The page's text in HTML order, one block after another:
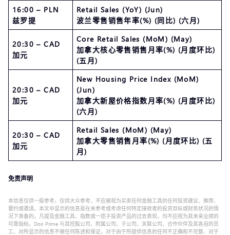
16:00 – PLN
兹罗提
Retail Sales (YoY) (Jun)
波兰零售销售年率(%) (同比) (六月)
20:30 – CAD
加元
Core Retail Sales (MoM) (May)
加拿大核心零售销售月率(%) (月度环比)
(五月)
20:30 – CAD
加元
New Housing Price Index (MoM)
(Jun)
加拿大新屋价格指数月率(%) (月度环比)
(六月)
20:30 – CAD
加元
Retail Sales (MoM) (May)
加拿大零售销售月率(%) (月度环比) (五
月)
免责声明
本信息仅供一般参考，仅供大众参考，不应被视为买卖任何金融工具的任何投资建议、推荐、
要约或邀请。本文中显示的信息是在未参考或考虑任何特定接收者的投资目标或财务状况的情
况下准备的。凡提及金融工具、指数或一揽子投资产品的过去表现，均不应视为其未来业绩的
可靠指标。Doo Prime 与其控股公司、附属公司、子公司、关联公司、合作伙伴及其各自的员
工、对所显示的信息不做任何陈述和保证，对于由于所提供信息的任何不正确和不完整、对于